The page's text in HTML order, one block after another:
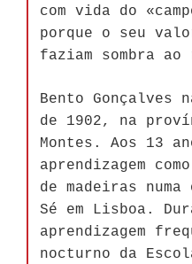
com vida do
porque o seu
faziam sombra ao
Bento Gonçalves
de 1902, na
Montes. Aos 13
aprendizagem
de madeiras
Sé em Lisboa.
aprendizagem
nocturno da